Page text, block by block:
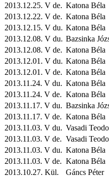
2013.12.25. V de. Katona Béla
2013.12.22. V de. Katona Béla
2013.12.15. V du. Katona Béla
2013.12.08. V du. Bazsinka
2013.12.08. V de. Katona Béla
2013.12.01. V du. Katona Béla
2013.12.01. V de. Katona Béla
2013.11.24. V du. Katona Béla
2013.11.24. V de. Katona Béla
2013.11.17. V du. Bazsinka
2013.11.17. V de. Katona Béla
2013.11.03. V du. Vasadi
2013.11.03. V de. Vasadi
2013.11.03. V du. Katona Béla
2013.11.03. V de. Katona Béla
2013.10.27. Kül. Gáncs Péter